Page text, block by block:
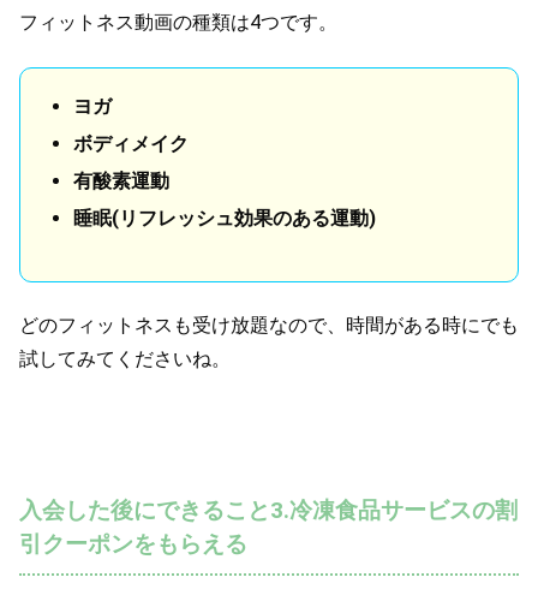
フィットネス動画の種類は4つです。
ヨガ
ボディメイク
有酸素運動
睡眠(リフレッシュ効果のある運動)
どのフィットネスも受け放題なので、時間がある時にでも
試してみてくださいね。
入会した後にできること3.冷凍食品サービスの割
引クーポンをもらえる